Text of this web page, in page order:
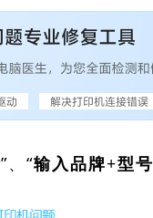
”、“输入品牌+型号